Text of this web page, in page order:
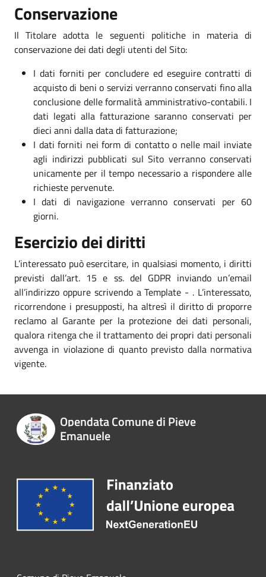
Conservazione
Il Titolare adotta le seguenti politiche in materia di
conservazione dei dati degli utenti del Sito:
I dati forniti per concludere ed eseguire contratti di
acquisto di beni o servizi verranno conservati fino alla
conclusione delle formalità amministrativo-contabili. I
dati legati alla fatturazione saranno conservati per
dieci anni dalla data di fatturazione;
I dati forniti nei form di contatto o nelle mail inviate
agli indirizzi pubblicati sul Sito verranno conservati
unicamente per il tempo necessario a rispondere alle
richieste pervenute.
I dati di navigazione verranno conservati per 60
giorni.
Esercizio dei diritti
L’interessato può esercitare, in qualsiasi momento, i diritti
previsti dall’art. 15 e ss. del GDPR inviando un’email
all’indirizzo oppure scrivendo a Template - . L’interessato,
ricorrendone i presupposti, ha altresì il diritto di proporre
reclamo al Garante per la protezione dei dati personali,
qualora ritenga che il trattamento dei propri dati personali
avvenga in violazione di quanto previsto dalla normativa
vigente.
Opendata Comune di Pieve
Emanuele